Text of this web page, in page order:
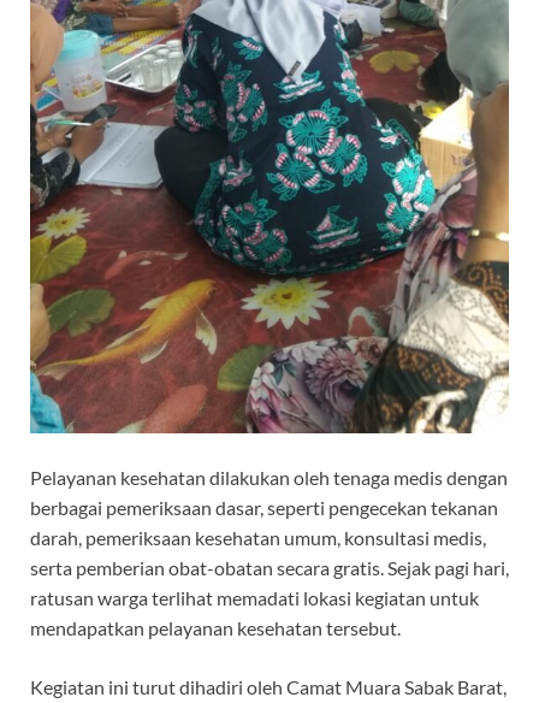
Pelayanan kesehatan dilakukan oleh tenaga medis dengan
berbagai pemeriksaan dasar, seperti pengecekan tekanan
darah, pemeriksaan kesehatan umum, konsultasi medis,
serta pemberian obat-obatan secara gratis. Sejak pagi hari,
ratusan warga terlihat memadati lokasi kegiatan untuk
mendapatkan pelayanan kesehatan tersebut.
Kegiatan ini turut dihadiri oleh Camat Muara Sabak Barat,